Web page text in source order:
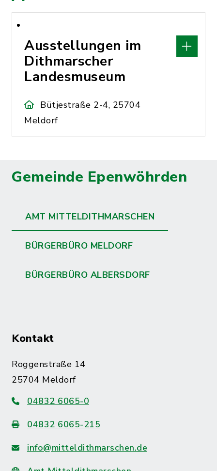
Ausstellungen im
Dithmarscher
Landesmuseum
Bütjestraße 2-4, 25704
Meldorf
Gemeinde Epenwöhrden
AMT MITTELDITHMARSCHEN
BÜRGERBÜRO MELDORF
BÜRGERBÜRO ALBERSDORF
Kontakt
Roggenstraße 14
25704 Meldorf
04832 6065-0
04832 6065-215
info@mitteldithmarschen.de